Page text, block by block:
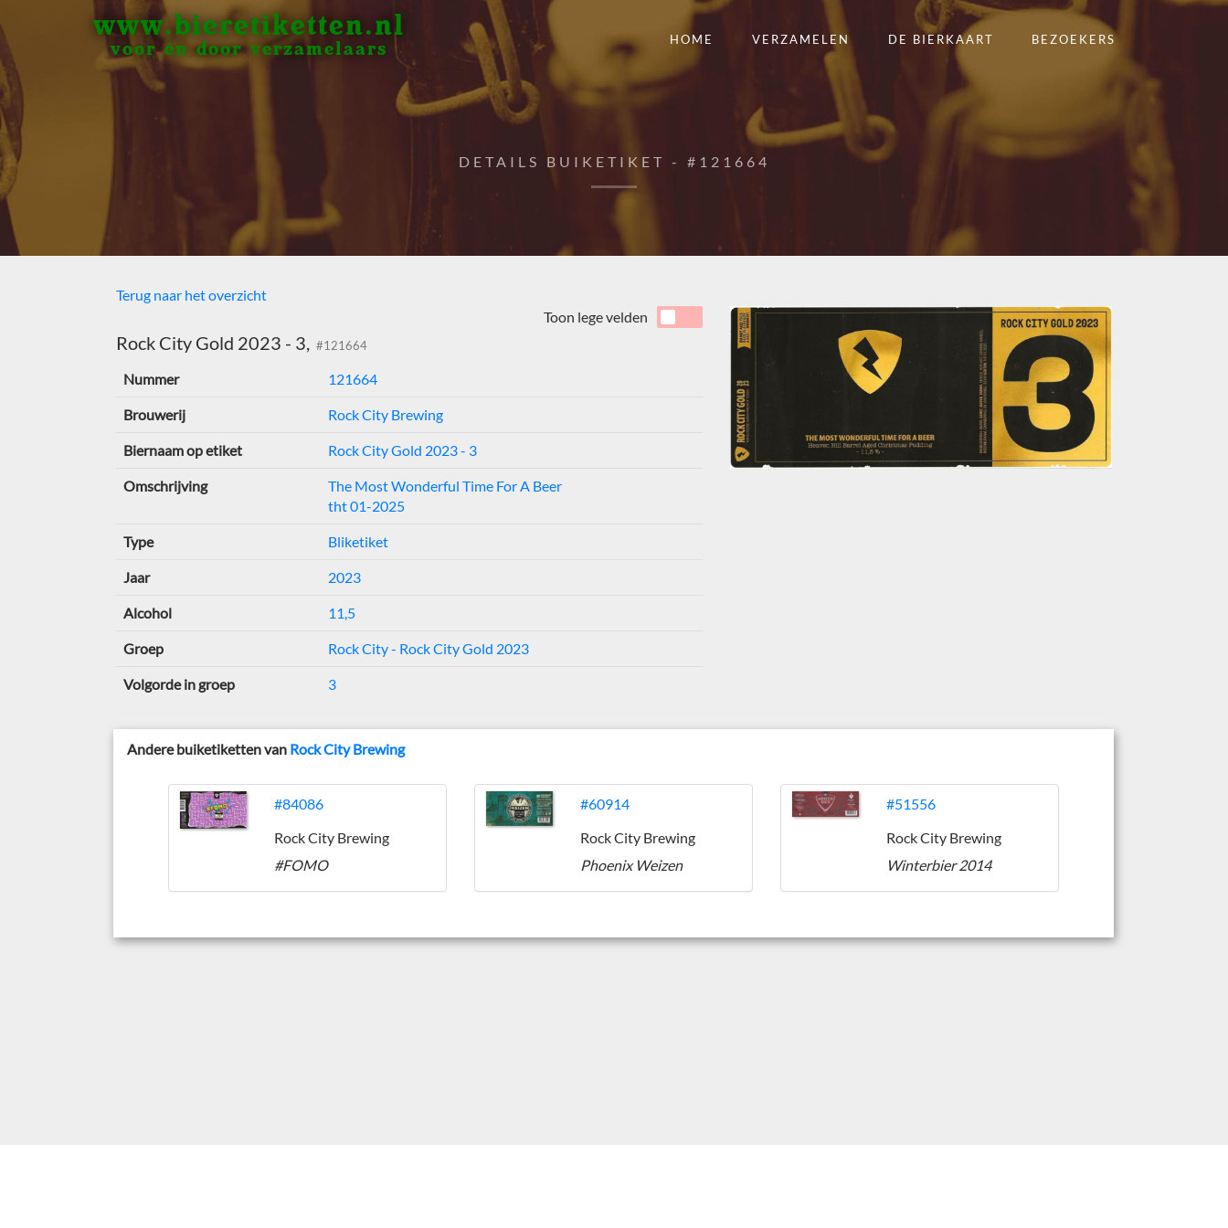
www.bieretiketten.nl
voor én door verzamelaars
HOME VERZAMELEN DE BIERKAART BEZOEKERS
DETAILS BUIKETIKET - #121664
Terug naar het overzicht
Rock City Gold 2023 - 3, #121664
Toon lege velden
Nummer 121664
Brouwerij Rock City Brewing
Biernaam op etiket Rock City Gold 2023 - 3
Omschrijving
The Most Wonderful Time For A Beer
tht 01-2025
Type Bliketiket
Jaar 2023
Alcohol 11,5
Groep Rock City - Rock City Gold 2023
Volgorde in groep 3
Andere buiketiketten van Rock City Brewing
#84086
Rock City Brewing
#FOMO
#60914
Rock City Brewing
Phoenix Weizen
#51556
Rock City Brewing
Winterbier 2014